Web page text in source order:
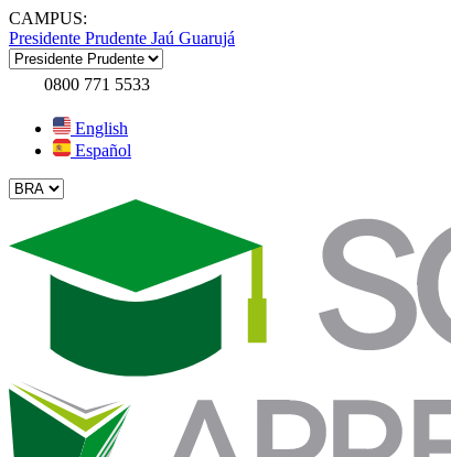
CAMPUS:
Presidente Prudente Jaú Guarujá
0800 771 5533
English
Español